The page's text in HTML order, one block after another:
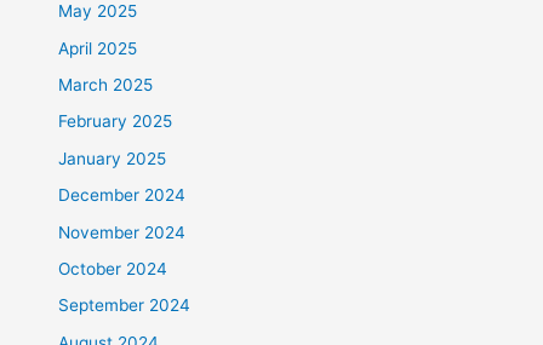
May 2025
April 2025
March 2025
February 2025
January 2025
December 2024
November 2024
October 2024
September 2024